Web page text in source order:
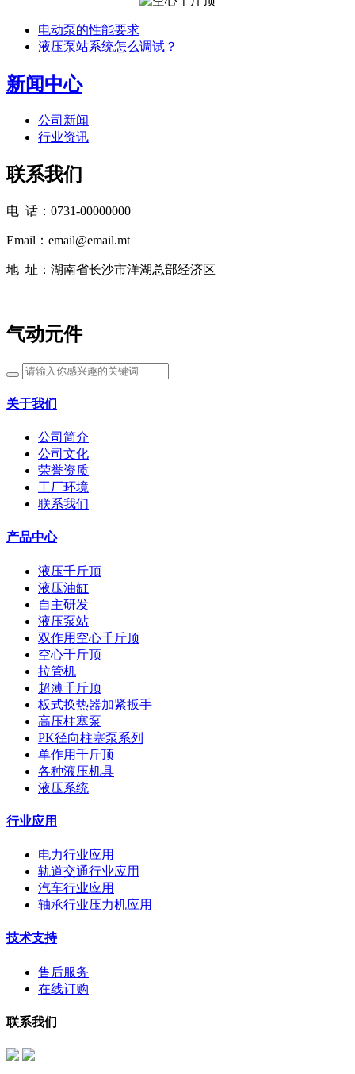
电动泵的性能要求
液压泵站系统怎么调试？
新闻中心
公司新闻
行业资讯
联系我们
电 话：0731-00000000
Email：email@email.mt
地 址：湖南省长沙市洋湖总部经济区
气动元件
关于我们
公司简介
公司文化
荣誉资质
工厂环境
联系我们
产品中心
液压千斤顶
液压油缸
自主研发
液压泵站
双作用空心千斤顶
空心千斤顶
拉管机
超薄千斤顶
板式换热器加紧扳手
高压柱塞泵
PK径向柱塞泵系列
单作用千斤顶
各种液压机具
液压系统
行业应用
电力行业应用
轨道交通行业应用
汽车行业应用
轴承行业压力机应用
技术支持
售后服务
在线订购
联系我们